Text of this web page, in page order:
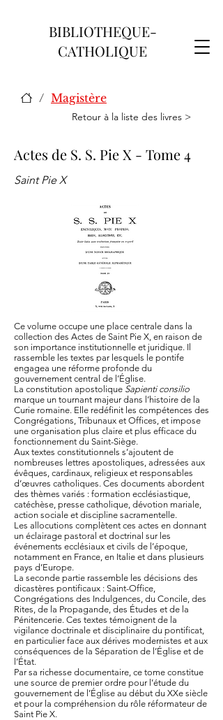
BIBLIOTHEQUE-
CATHOLIQUE
/ Magistère
Retour à la liste des livres >
Actes de S. S. Pie X - Tome 4
Saint Pie X
Ce volume occupe une place centrale dans la
collection des Actes de Saint Pie X, en raison de
son importance institutionnelle et juridique. Il
rassemble les textes par lesquels le pontife
engagea une réforme profonde du
gouvernement central de l’Église.
La constitution apostolique Sapienti consilio
marque un tournant majeur dans l’histoire de la
Curie romaine. Elle redéfinit les compétences des
Congrégations, Tribunaux et Offices, et impose
une organisation plus claire et plus efficace du
fonctionnement du Saint-Siège.
Aux textes constitutionnels s’ajoutent de
nombreuses lettres apostoliques, adressées aux
évêques, cardinaux, religieux et responsables
d’œuvres catholiques. Ces documents abordent
des thèmes variés : formation ecclésiastique,
catéchèse, presse catholique, dévotion mariale,
action sociale et discipline sacramentelle.
Les allocutions complètent ces actes en donnant
un éclairage pastoral et doctrinal sur les
événements ecclésiaux et civils de l’époque,
notamment en France, en Italie et dans plusieurs
pays d’Europe.
La seconde partie rassemble les décisions des
dicastères pontificaux : Saint-Office,
Congrégations des Indulgences, du Concile, des
Rites, de la Propagande, des Études et de la
Pénitencerie. Ces textes témoignent de la
vigilance doctrinale et disciplinaire du pontificat,
en particulier face aux dérives modernistes et aux
conséquences de la Séparation de l’Église et de
l’État.
Par sa richesse documentaire, ce tome constitue
une source de premier ordre pour l’étude du
gouvernement de l’Église au début du XXe siècle
et pour la compréhension du rôle réformateur de
Saint Pie X.